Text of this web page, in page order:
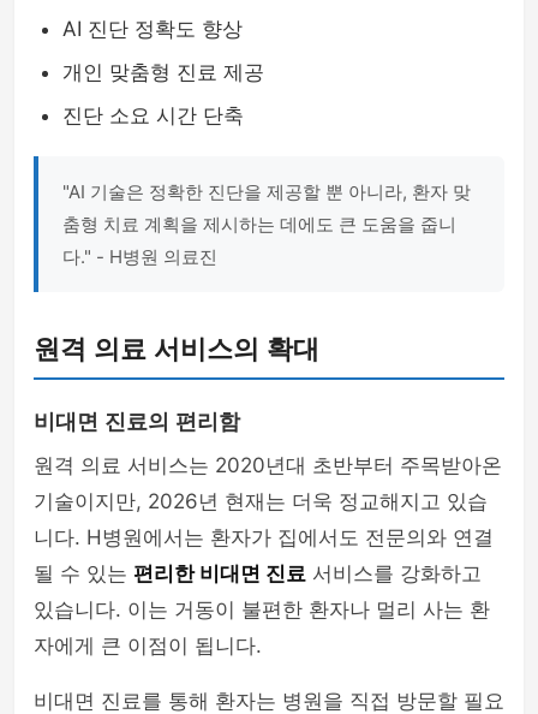
AI 진단 정확도 향상
개인 맞춤형 진료 제공
진단 소요 시간 단축
"AI 기술은 정확한 진단을 제공할 뿐 아니라, 환자 맞
춤형 치료 계획을 제시하는 데에도 큰 도움을 줍니
다." - H병원 의료진
원격 의료 서비스의 확대
비대면 진료의 편리함
원격 의료 서비스는 2020년대 초반부터 주목받아온
기술이지만, 2026년 현재는 더욱 정교해지고 있습
니다. H병원에서는 환자가 집에서도 전문의와 연결
될 수 있는 편리한 비대면 진료 서비스를 강화하고
있습니다. 이는 거동이 불편한 환자나 멀리 사는 환
자에게 큰 이점이 됩니다.
비대면 진료를 통해 환자는 병원을 직접 방문할 필요